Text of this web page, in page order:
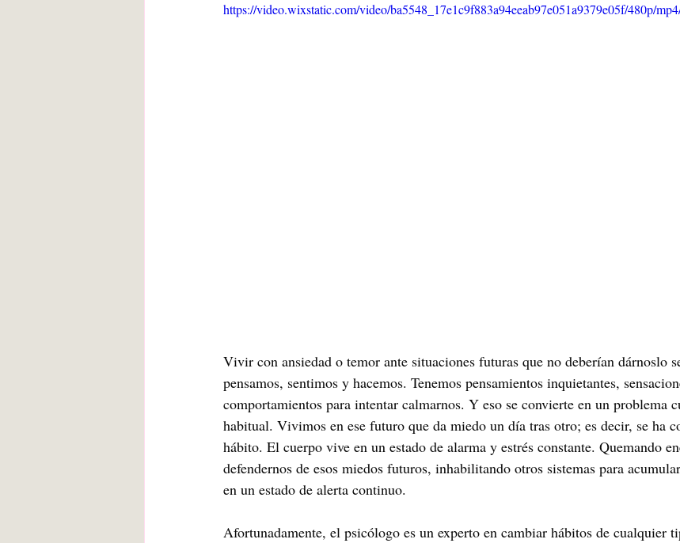
https://video.wixstatic.com/video/ba5548_17e1c9f883a94eeab97e051a9379e05f/480p/
Vivir con ansiedad o temor ante situaciones futuras que no deberían dárnoslo
pensamos, sentimos y hacemos. Tenemos pensamientos inquietantes,
comportamientos para intentar calmarnos. Y eso se convierte en un problema
habitual. Vivimos en ese futuro que da miedo un día tras otro; es decir, se ha
hábito. El cuerpo vive en un estado de alarma y estrés constante. Quemando
defendernos de esos miedos futuros, inhabilitando otros sistemas para
en un estado de alerta continuo.
Afortunadamente, el psicólogo es un experto en cambiar hábitos de cualquier